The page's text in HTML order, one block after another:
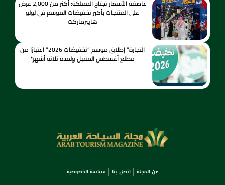
عاصفة الأسعار تجتاح المملكة: أكثر من 2,000 عرض
على المنتجات بأكبر تخفيضات الموسم في لولو
هايبرماركت
التجارة” إطلاق موسم “تخفيضات 2026” اعتبارًا من
مطلع أغسطس المقبل ولمدة ثلاثة أشهر*
عن المجلة اتصل بنا سياسة الخصوصية